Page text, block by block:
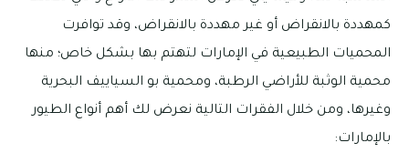
كمهددة بالانقراض أو غير مهددة بالانقراض، وقد توافرت
المحميات الطبيعية في الإمارات لتهتم بها بشكل خاص؛ منها
محمية الوثبة للأراضي الرطبة، ومحمية بو السياييف البحرية
وغيرها، ومن خلال الفقرات التالية نعرض لك أهم أنواع الطيور
بالإمارات: